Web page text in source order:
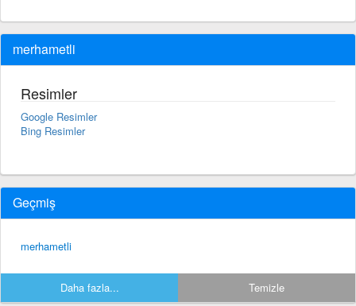
merhametli
Resimler
Google Resimler
Bing Resimler
Geçmiş
merhametli
Daha fazla... Temizle